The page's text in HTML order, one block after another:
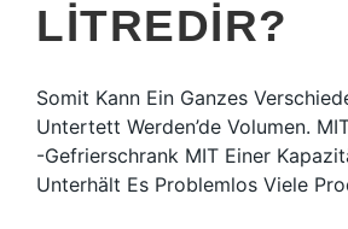
LITREDIR?
Somit Kann Ein Ganzes
Untertett Werden’de Volumen.
-Gefrierschrank MIT Einer
Unterhält Es Problemlos Viele